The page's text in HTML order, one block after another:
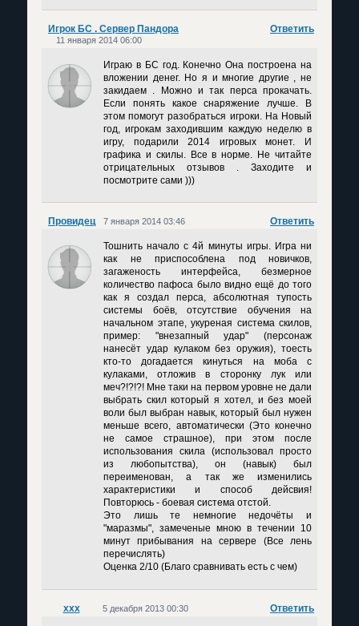
Игрок БС . Сервер Пандора Ответить
11 января 2014 06:00
Играю в БС год. Конечно Она построена на
вложении денег. Но я и многие другие , не
закидаем . Можно и так перса прокачать.
Если понять какое снаряжение лучше. В
этом помогут разобраться игроки. На Новый
год, игрокам заходившим каждую неделю в
игру, подарили 2014 игровых монет. И
графика и скилы. Все в норме. Не читайте
отрицательных отзывов . Заходите и
посмотрите сами )))
Провидец Ответить
7 января 2014 03:46
Тошнить начало с 4й минуты игры. Игра ни
как не приспособлена под новичков,
загаженость интерфейса, безмерное
количество пафоса было видно ещё до того
как я создал перса, абсолютная тупость
системы боёв, отсутствие обучения на
начальном этапе, укуреная система скилов,
пример: "внезапный удар" (персонаж
нанесёт удар кулаком без оружия), тоесть
кто-то догадается кинуться на моба с
кулаками, отложив в сторонку лук или
меч?!?!?! Мне таки на первом уровне не дали
выбрать скил который я хотел, и без моей
воли был выбран навык, который был нужен
меньше всего, автоматически (Это конечно
не самое страшное), при этом после
использования скила (использовал просто
из любопытства), он (навык) был
переименован, а так же изменились
характеристики и способ дейсвия!
Повторюсь - боевая система отстой.
Это лишь те немногие недочёты и
"маразмы", замеченые мною в течении 10
минут прибывания на сервере (Все лень
перечислять)
Оценка 2/10 (Благо сравнивать есть с чем)
xxx Ответить
5 декабря 2013 00:30